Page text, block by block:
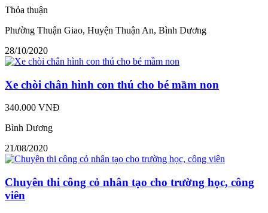
Thỏa thuận
Phường Thuận Giao, Huyện Thuận An, Bình Dương
28/10/2020
Xe chòi chân hình con thú cho bé mầm non
340.000 VNĐ
Bình Dương
21/08/2020
Chuyên thi công cỏ nhân tạo cho trường học, công
viên